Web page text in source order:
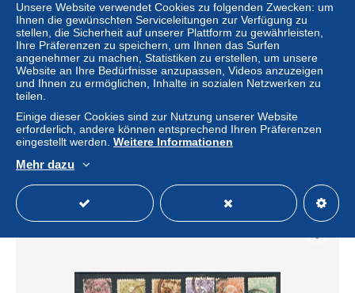
JAPON - ARMOIRIES - N°Yt 78+79+82+83+84 Obli.
± 1,33 $
Status
Unsere Website verwendet Cookies zu folgenden Zwecken: um
Ihnen die gewünschten Serviceleitungen zur Verfügung zu
stellen, die Sicherheit auf unserer Plattform zu gewährleisten,
Ihre Präferenzen zu speichern, um Ihnen das Surfen
angenehmer zu machen, Statistiken zu erstellen, um unsere
Website an Ihre Bedürfnisse anzupassen, Videos anzuzeigen
und Ihnen zu ermöglichen, Inhalte in sozialen Netzwerken zu
teilen.
Einige dieser Cookies sind zur Nutzung unserer Website
erforderlich, andere können entsprechend Ihren Präferenzen
eingestellt werden. Weitere Informationen
Mehr dazu